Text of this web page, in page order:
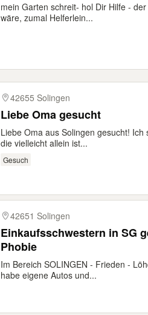
mein Garten schreit- hol Dir Hilfe -
wäre, zumal Helferlein...
42655 Solingen
Liebe Oma gesucht
Liebe Oma aus Solingen gesucht!
die vielleicht allein ist...
Gesuch
42651 Solingen
Einkaufsschwestern in SG
Phobie
Im Bereich SOLINGEN - Frieden -
habe eigene Autos und...